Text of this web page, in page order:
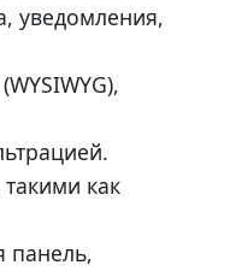
уведомления,
как
панель,